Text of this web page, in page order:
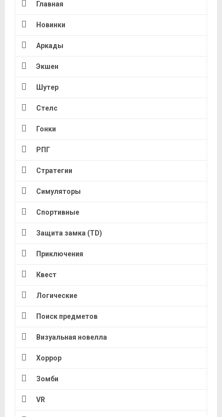
Главная
Новинки
Аркады
Экшен
Шутер
Стелс
Гонки
РПГ
Стратегии
Симуляторы
Спортивные
Защита замка (TD)
Приключения
Квест
Логические
Поиск предметов
Визуальная новелла
Хоррор
Зомби
VR